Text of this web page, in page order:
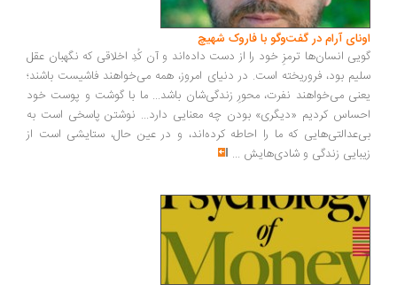
آرام در گفت‌وگو با فاروک شهیچ‭
انسان‌ها ترمزِ خود را از دست داده‌اند و آن کُدِ اخلاقی که نگهبان عقل
بود، فروریخته است. در دنیای امروز، همه می‌خواهند فاشیست باشند؛
می‌خواهند نفرت، محورِ زندگی‌شان باشد... ما با گوشت و پوست خود
کردیم «دیگری» بودن چه معنایی دارد... نوشتن پاسخی است به
که ما را احاطه کرده‌اند، و در عین حال، ستایشی است از
زندگی و شادی‌هایش...